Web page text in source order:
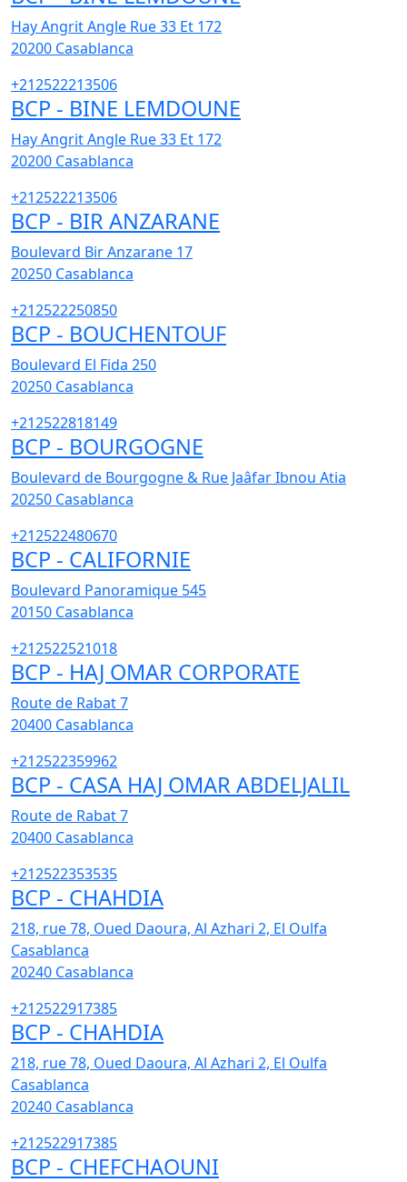
Hay Angrit Angle Rue 33 Et 172
20200 Casablanca
+212522213506
BCP - BINE LEMDOUNE
Hay Angrit Angle Rue 33 Et 172
20200 Casablanca
+212522213506
BCP - BIR ANZARANE
Boulevard Bir Anzarane 17
20250 Casablanca
+212522250850
BCP - BOUCHENTOUF
Boulevard El Fida 250
20250 Casablanca
+212522818149
BCP - BOURGOGNE
Boulevard de Bourgogne & Rue Jaâfar Ibnou Atia
20250 Casablanca
+212522480670
BCP - CALIFORNIE
Boulevard Panoramique 545
20150 Casablanca
+212522521018
BCP - HAJ OMAR CORPORATE
Route de Rabat 7
20400 Casablanca
+212522359962
BCP - CASA HAJ OMAR ABDELJALIL
Route de Rabat 7
20400 Casablanca
+212522353535
BCP - CHAHDIA
218, rue 78, Oued Daoura, Al Azhari 2, El Oulfa
Casablanca
20240 Casablanca
+212522917385
BCP - CHAHDIA
218, rue 78, Oued Daoura, Al Azhari 2, El Oulfa
Casablanca
20240 Casablanca
+212522917385
BCP - CHEFCHAOUNI